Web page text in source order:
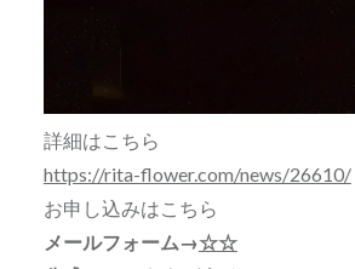
詳細はこちら
https://rita-flower.com/news/26610/
お申し込みはこちら
メールフォーム→☆☆